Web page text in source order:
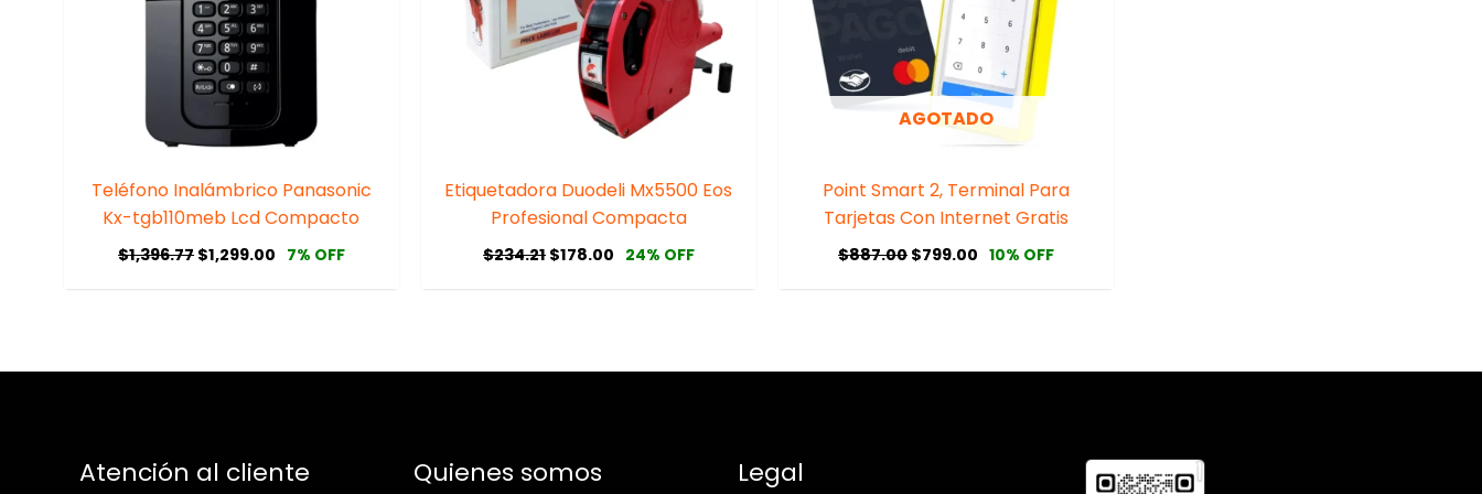
Teléfono Inalámbrico Panasonic
Kx-tgb110meb Lcd Compacto
$1,396.77 $1,299.00 7% OFF
Etiquetadora Duodeli Mx5500 Eos
Profesional Compacta
$234.21 $178.00 24% OFF
AGOTADO
Point Smart 2, Terminal Para
Tarjetas Con Internet Gratis
$887.00 $799.00 10% OFF
Atención al cliente Quienes somos Legal